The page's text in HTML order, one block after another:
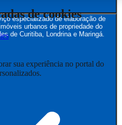
especializado de elaboração de
urbanos de propriedade do
de Curitiba, Londrina e Maringá.
de cookies
sua experiência no portal do